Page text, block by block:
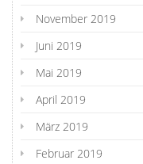
November 2019
Juni 2019
Mai 2019
April 2019
März 2019
Februar 2019